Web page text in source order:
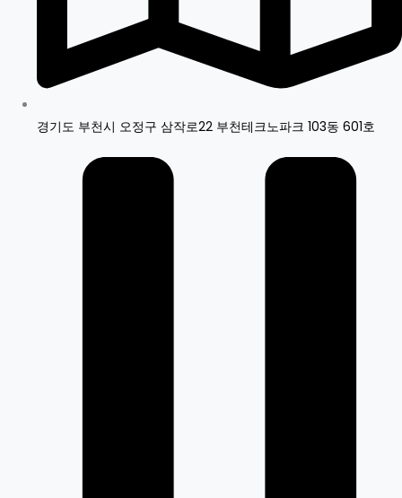
경기도 부천시 오정구 삼작로22 부천테크노파크 103동 601호